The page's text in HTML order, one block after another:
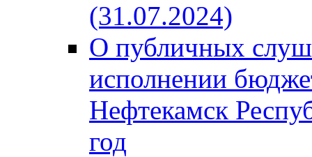
(31.07.2024)
О публичных
исполнении
Нефтекамск
год